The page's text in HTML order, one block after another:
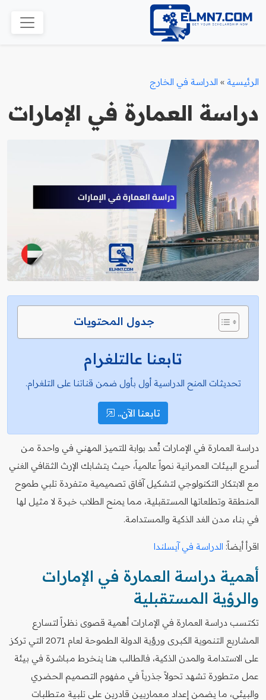
الرئيسية » الدراسة في الخارج
دراسة العمارة في الإمارات
جدول المحتويات
تابعنا عالتلغرام
تحديثات المنح الدراسية أول بأول ضمن قناتنا على التلغرام.
تابعنا الآن..
دراسة العمارة في الإمارات تُعد بوابة للتميز المهني في واحدة من
أسرع البيئات العمرانية نمواً عالمياً، حيث يتشابك الإرث الثقافي الغني
مع الابتكار التكنولوجي لتشكيل آفاق تصميمية متفردة تلبي طموح
المنطقة وتطلعاتها المستقبلية، مما يمنح الطلاب خبرة لا مثيل لها
في بناء مدن الغد الذكية والمستدامة.
اقرأ أيضاً: الدراسة في آيسلندا
أهمية دراسة العمارة في الإمارات
والرؤية المستقبلية
تكتسب دراسة العمارة في الإمارات أهمية قصوى نظراً لتسارع
المشاريع التنموية الكبرى ورؤية الدولة الطموحة لعام 2071 التي تركز
على الاستدامة والمدن الذكية، فالطالب هنا ينخرط مباشرة في بيئة
عمل متطورة تشهد تحولاً جذرياً في مفهوم التصميم الحضري
والبيئي، ما يضمن إعداد معماريين قادرين على تلبية متطلبات